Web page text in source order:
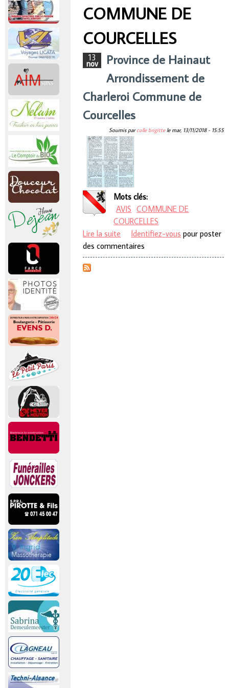
Vous êtes ici
COMMUNE DE
COURCELLES
13
nov
Province de Hainaut
Arrondissement de
Charleroi Commune de
Courcelles
Soumis parcolle brigittele mar, 13/11/2018 - 15:55
Mots clés:
AVIS COMMUNE DE
COURCELLES
Lire la suite de Province de Hainaut
Arrondissement de Charleroi
Commune de Courcelles
Identifiez-vous pour poster
des commentaires
r
n
p
a